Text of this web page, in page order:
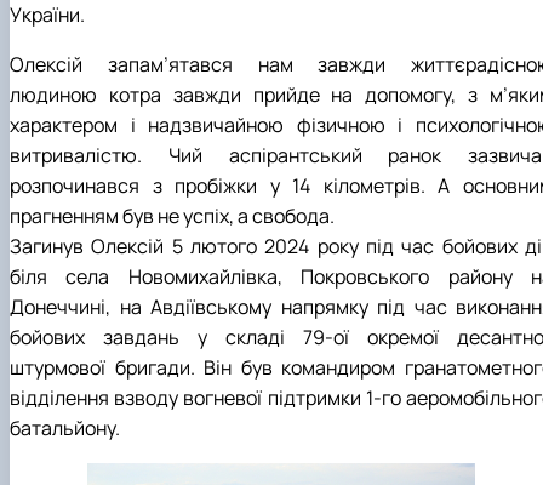
(08.06.1983 - 27.09.2022 р.), випускник 2017
року.
СОРОКА Олександр Григорович
03.07.2023 р.), випускник 2019 року.
СТЕПАНОВ Віталій Анатолійович
- 20.05.2022 р.), випускник 1999 року.
ТЕРЕЩЕНКО Ростислав Віталійович
- 28.12.2023 р.), студент 2 курсу з…
ТУШАКОВСЬКИЙ Борис Олександрович
(02.05.1981 - 02.02.2025 р.), випускник 2003 р…
ШЕВЧЕНКО Володимир В’ячеславович
(30.06.1965 - 03.2022 р.), випускник 1992 року.
ШИНКАРЬОВ Олексій Сергійович
- 25.08.2023 р.), випускник 2016 року.
України.
Олексій запам’ятався нам завжди
людиною котра завжди прийде на допомогу, з
характером і надзвичайною фізичною і
витривалістю. Чий аспірантський ранок
розпочинався з пробіжки у 14 кілометрів. А
прагненням був не успіх, а свобода.
Загинув Олексій 5 лютого 2024 року під час бойових
біля села Новомихайлівка, Покровського району
Донеччині, на Авдіївському напрямку під час
бойових завдань у складі 79-ої окремої
штурмової бригади. Він був командиром
відділення взводу вогневої підтримки 1-го
батальйону.